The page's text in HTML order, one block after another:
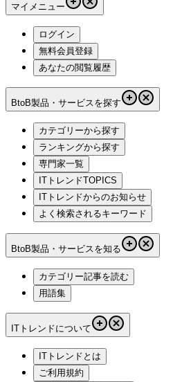
マイメニュー
ログイン
無料会員登録
あなたの閲覧履歴
BtoB製品・サービスを探す
カテゴリーから探す
ランキングから探す
専門家一覧
ITトレンドTOPICS
ITトレンドからのお知らせ
よく検索されるキーワード
BtoB製品・サービスを知る
カテゴリー記事を読む
用語集
ITトレンドについて
ITトレンドとは
ご利用規約